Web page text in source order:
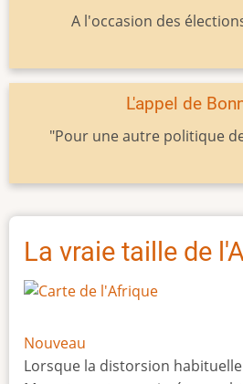
A l'occasion des
L'appel de
"Pour une autre politique
La vraie taille de
Nouveau
Lorsque la distorsion